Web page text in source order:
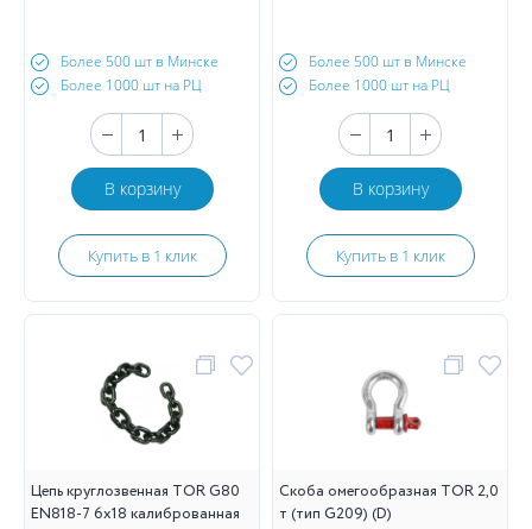
Более 500 шт в Минске
Более 1000 шт на РЦ
В корзину
Купить в 1 клик
Более 500 шт в Минске
Более 1000 шт на РЦ
В корзину
Купить в 1 клик
Цепь круглозвенная TOR G80
EN818-7 6х18 калиброванная
Скоба омегообразная TOR 2,0
т (тип G209) (D)